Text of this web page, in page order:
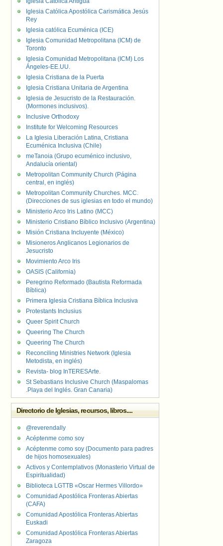
Iglesia Católica Apostólica Carismática Jesús
Rey
Iglesia católica Ecuménica (ICE)
Iglesia Comunidad Metropolitana (ICM) de
Toronto
Iglesia Comunidad Metropolitana (ICM) Los
Ángeles-EE.UU.
Iglesia Cristiana de la Puerta
Iglesia Cristiana Unitaria de Argentina
Iglesia de Jesucristo de la Restauración.
(Mormones inclusivos).
Inclusive Orthodoxy
Institute for Welcoming Resources
La Iglesia Liberación Latina, Cristiana
Ecuménica Inclusiva (Chile)
meTanoia (Grupo ecuménico inclusivo,
Andalucía oriental)
Metropolitan Community Church (Página
central, en inglés)
Metropolitan Community Churches. MCC.
(Direcciones de sus iglesias en todo el mundo)
Ministerio Arco Iris Latino (MCC)
Ministerio Cristiano Bíblico Inclusivo (Argentina)
Misión Cristiana Incluyente (México)
Misioneros Anglicanos Legionarios de
Jesucristo
Movimiento Arco Iris
OASIS (California)
Peregrino Reformado (Bautista Reformada
Bíblica)
Primera Iglesia Cristiana Bíblica Inclusiva
Protestants Inclusius
Queer Spirit Church
Queering The Church
Queering The Church
Reconciling Ministries Network (Iglesia
Metodista, en inglés)
Revista- blog InTERESArte.
St Sebastians Inclusive Church (Maspalomas
.Playa del Inglés. Gran Canaria)
Directorio de Iglesias, recursos, libros....
@reverendally
Acéptenme como soy
Acéptenme como soy (Documento para padres
de hijos homosexuales)
Activos y Contemplativos (Monasterio Virtual de
Espiritualidad)
Biblioteca LGTTB «Oscar Hermes Villordo»
Comunidad Apostólica Fronteras Abiertas
(CAFA)
Comunidad Apostólica Fronteras Abiertas
Euskadi
Comunidad Apostólica Fronteras Abiertas
Zaragoza